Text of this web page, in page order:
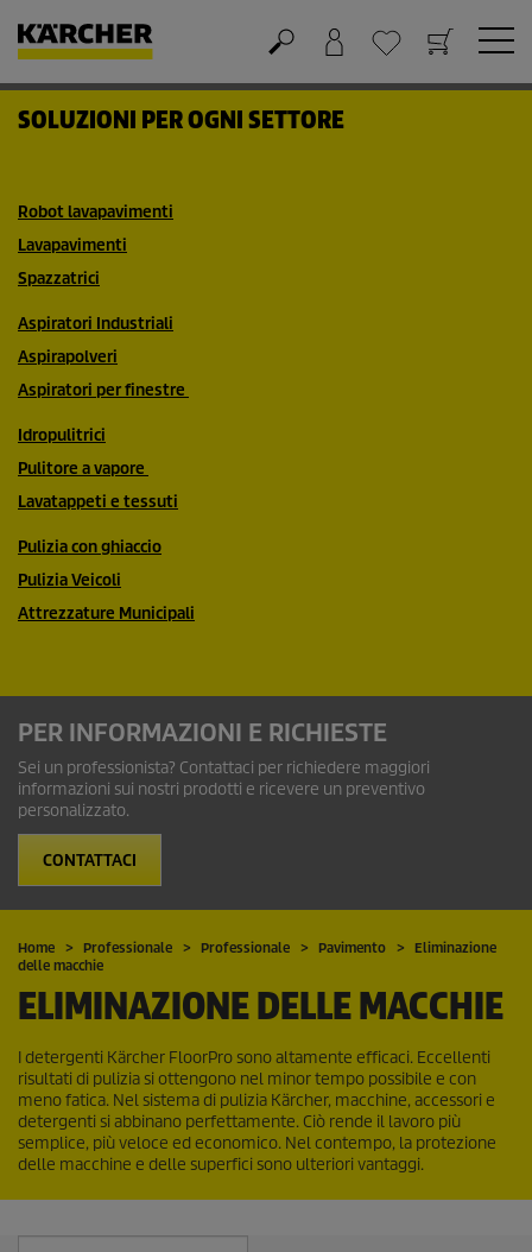
Carrello
Lista dei desideri
SOLUZIONI PER OGNI SETTORE
Robot lavapavimenti
Lavapavimenti
Spazzatrici
Aspiratori Industriali
Aspirapolveri
Aspiratori per finestre
Idropulitrici
Pulitore a vapore
Lavatappeti e tessuti
Pulizia con ghiaccio
Pulizia Veicoli
Attrezzature Municipali
PER INFORMAZIONI E RICHIESTE
Sei un professionista? Contattaci per richiedere maggiori
informazioni sui nostri prodotti e ricevere un preventivo
personalizzato.
CONTATTACI
Home Professionale Professionale Pavimento
Eliminazione
delle macchie
ELIMINAZIONE DELLE MACCHIE
I detergenti Kärcher FloorPro sono altamente efficaci. Eccellenti
risultati di pulizia si ottengono nel minor tempo possibile e con
meno fatica. Nel sistema di pulizia Kärcher, macchine, accessori e
detergenti si abbinano perfettamente. Ciò rende il lavoro più
semplice, più veloce ed economico. Nel contempo, la protezione
delle macchine e delle superfici sono ulteriori vantaggi.